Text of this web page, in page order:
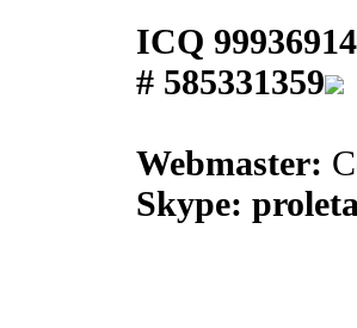
ICQ 99936914
# 585331359
Webmaster:
Skype: